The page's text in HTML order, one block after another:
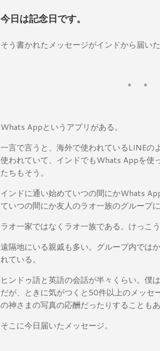
今日は記念日です。
そう書かれたメッセージがインドから届いた
＊ ＊
Whats Appというアプリがある。
一言で言うと、海外で使われているLINEの
使われていて、インドでもWhats Appを使
たちもそう。
インドに通い始めていつの間にかWhats
ていつの間にか友人のラオ一族のグループ
ラオ一家ではなくラオ一族である。けっこ
遠隔地にいる親戚も多い。グループ内では
れている。
ヒンドゥ語と英語の会話が半々くらい。僕
だが、ときに気がつくと50件以上のメッセ
の神さまの写真の応酬だったりすることもあ
そこに今日届いたメッセージ。